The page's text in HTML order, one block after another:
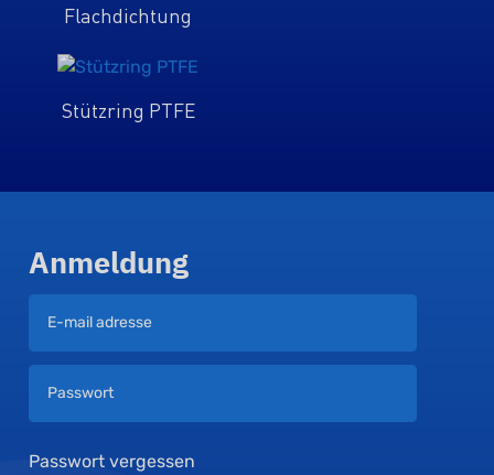
Flachdichtung
Stützring PTFE
Anmeldung
Passwort vergessen